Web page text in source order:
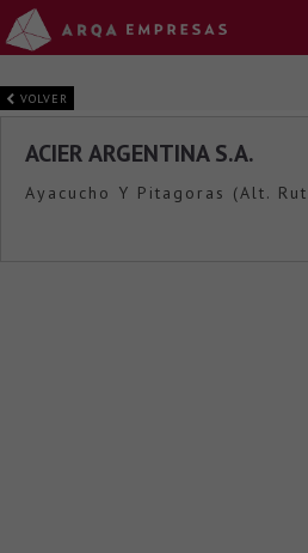
VOLVER
ACIER ARGENTINA S.A.
Ayacucho Y Pitagoras (Alt.